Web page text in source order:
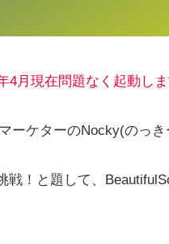
4月現在問題なく起動しま
ーケターのNocky(のっ
！と題して、